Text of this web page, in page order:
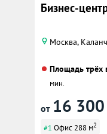
Бизнес-
Москва,
Площадь трёх
мин.
от 16 300
#1 Офис 288 м2